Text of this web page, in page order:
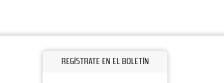
REGÍSTRATE EN EL BOLETÍN